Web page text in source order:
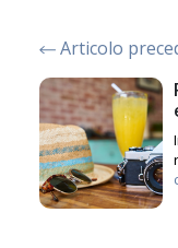
Articolo